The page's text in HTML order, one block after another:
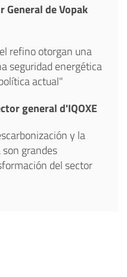
General de Vopak
refino otorgan una
seguridad energética
actual"
general d'IQOXE
y la
grandes
del sector